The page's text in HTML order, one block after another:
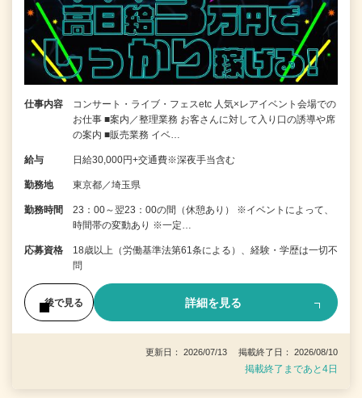
仕事内容
コンサート・ライブ・フェスetc 人気×レアイベント会場での
お仕事 ■案内／整理業務 お客さんに対して入り口の誘導や席
の案内 ■販売業務 イベ…
給与 日給30,000円+交通費※深夜手当含む
勤務地 東京都／埼玉県
勤務時間
23：00～翌23：00の間（休憩あり） ※イベントによって、
時間帯の変動あり ※一定…
応募資格
18歳以上（労働基準法第61条による）、経験・学歴は一切不
問
後で見る 詳細を見る
更新日： 2026/07/13 掲載終了日： 2026/08/10
掲載終了まであと4日